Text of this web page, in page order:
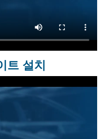
트 설치